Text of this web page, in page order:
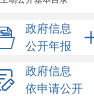
政府信息
公开年报
政府信息
依申请公开